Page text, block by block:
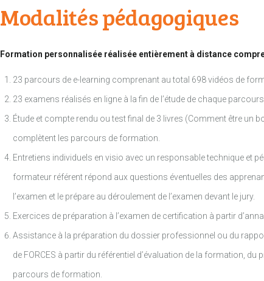
Modalités pédagogiques
Formation personnalisée réalisée entièrement à distance
23 parcours de e-learning comprenant au total 698 vidéos de
23 examens réalisés en ligne à la fin de l’étude de chaque
Étude et compte rendu ou test final de 3 livres (Comment être un
complètent les parcours de formation.
Entretiens individuels en visio avec un responsable technique et
formateur référent répond aux questions éventuelles des
l’examen et le prépare au déroulement de l’examen devant le jury.
Exercices de préparation à l’examen de certification à partir
Assistance à la préparation du dossier professionnel ou du
de FORCES à partir du référentiel d’évaluation de la formation,
parcours de formation.